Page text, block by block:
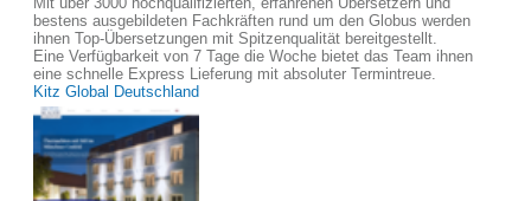
bestens ausgebildeten Fachkräften rund um den Globus werden
ihnen Top-Übersetzungen mit Spitzenqualität bereitgestellt.
Eine Verfügbarkeit von 7 Tage die Woche bietet das Team ihnen
eine schnelle Express Lieferung mit absoluter Termintreue.
Kitz Global Deutschland